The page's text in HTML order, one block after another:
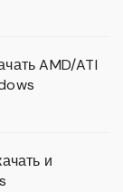
AMD/ATI
и